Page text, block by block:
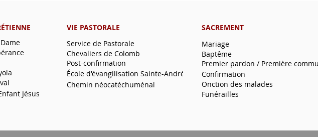
Jésus
VIE PASTORALE
Service de Pastorale
Chevaliers de Colomb
Post-confirmation
École d'évangilisation Sainte-André
Chemin néocatéchuménal
SACREMENT
Mariage
Premier pardon / Première
Baptême
Confirmation
Onction des malades
Funérailles